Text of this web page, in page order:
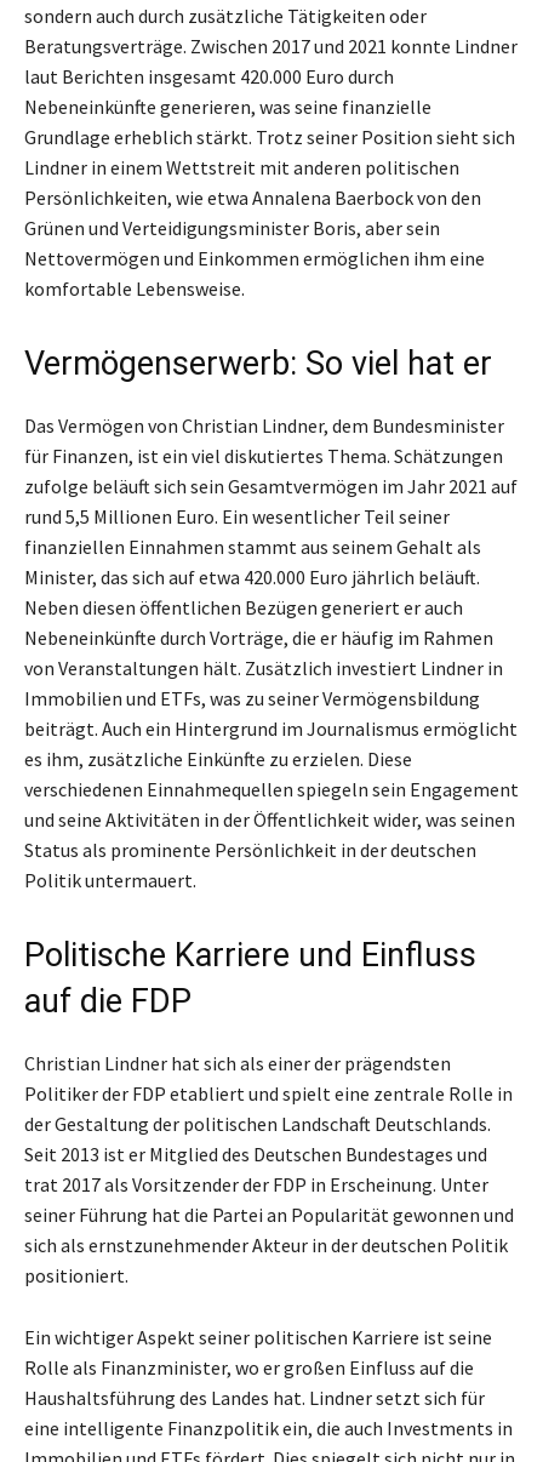
sondern auch durch zusätzliche Tätigkeiten oder
Beratungsverträge. Zwischen 2017 und 2021 konnte Lindner
laut Berichten insgesamt 420.000 Euro durch
Nebeneinkünfte generieren, was seine finanzielle
Grundlage erheblich stärkt. Trotz seiner Position sieht sich
Lindner in einem Wettstreit mit anderen politischen
Persönlichkeiten, wie etwa Annalena Baerbock von den
Grünen und Verteidigungsminister Boris, aber sein
Nettovermögen und Einkommen ermöglichen ihm eine
komfortable Lebensweise.
Vermögenserwerb: So viel hat er
Das Vermögen von Christian Lindner, dem Bundesminister
für Finanzen, ist ein viel diskutiertes Thema. Schätzungen
zufolge beläuft sich sein Gesamtvermögen im Jahr 2021 auf
rund 5,5 Millionen Euro. Ein wesentlicher Teil seiner
finanziellen Einnahmen stammt aus seinem Gehalt als
Minister, das sich auf etwa 420.000 Euro jährlich beläuft.
Neben diesen öffentlichen Bezügen generiert er auch
Nebeneinkünfte durch Vorträge, die er häufig im Rahmen
von Veranstaltungen hält. Zusätzlich investiert Lindner in
Immobilien und ETFs, was zu seiner Vermögensbildung
beiträgt. Auch ein Hintergrund im Journalismus ermöglicht
es ihm, zusätzliche Einkünfte zu erzielen. Diese
verschiedenen Einnahmequellen spiegeln sein Engagement
und seine Aktivitäten in der Öffentlichkeit wider, was seinen
Status als prominente Persönlichkeit in der deutschen
Politik untermauert.
Politische Karriere und Einfluss
auf die FDP
Christian Lindner hat sich als einer der prägendsten
Politiker der FDP etabliert und spielt eine zentrale Rolle in
der Gestaltung der politischen Landschaft Deutschlands.
Seit 2013 ist er Mitglied des Deutschen Bundestages und
trat 2017 als Vorsitzender der FDP in Erscheinung. Unter
seiner Führung hat die Partei an Popularität gewonnen und
sich als ernstzunehmender Akteur in der deutschen Politik
positioniert.
Ein wichtiger Aspekt seiner politischen Karriere ist seine
Rolle als Finanzminister, wo er großen Einfluss auf die
Haushaltsführung des Landes hat. Lindner setzt sich für
eine intelligente Finanzpolitik ein, die auch Investments in